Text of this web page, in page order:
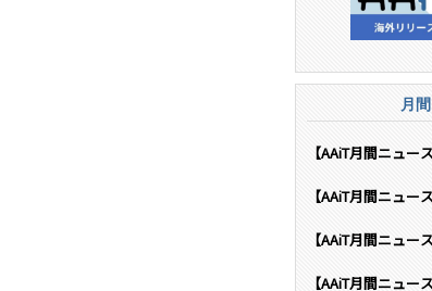
月
【AAiT月間ニュ
【AAiT月間ニュ
【AAiT月間ニュ
【AAiT月間ニュ